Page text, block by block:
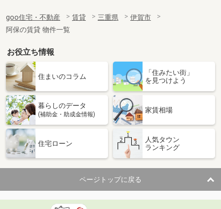
goo住宅・不動産 賃貸 三重県
伊賀市
阿保の賃貸 物件一覧
お役立ち情報
住まいのコラム
「住みたい街」
を見つけよう
暮らしのデータ
(補助金・助成金情報)
家賃相場
住宅ローン
人気タウン
ランキング
ページトップに戻る